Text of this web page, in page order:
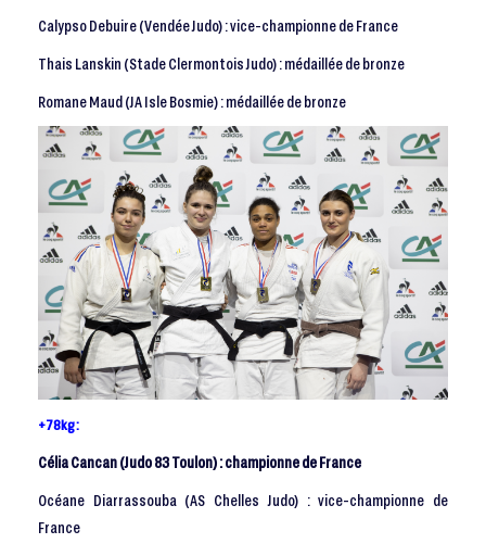
Calypso Debuire (Vendée Judo) : vice-championne de France
Thais Lanskin (Stade Clermontois Judo) : médaillée de bronze
Romane Maud (JA Isle Bosmie) : médaillée de bronze
+78kg :
Célia Cancan (Judo 83 Toulon) : championne de France
Océane Diarrassouba (AS Chelles Judo) : vice-championne de
France